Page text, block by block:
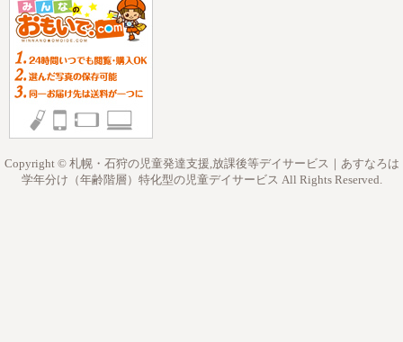
Copyright © 札幌・石狩の児童発達支援,放課後等デイサービス｜あすなろは
学年分け（年齢階層）特化型の児童デイサービス All Rights Reserved.